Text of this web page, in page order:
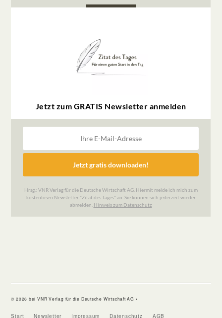
© 2026 bei VNR Verlag für die Deutsche Wirtschaft AG •
Start Newsletter Impressum Datenschutz AGB